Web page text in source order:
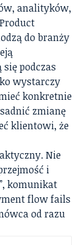
analityków,
do branży
podczas
wystarczy
konkretnie
zmianę
klientowi, że
Nie
i
komunikat
flow fails
od razu